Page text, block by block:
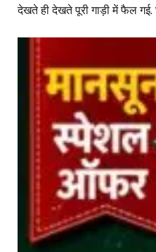
देखते ही देखते पूरी गाड़ी में फैल गई.